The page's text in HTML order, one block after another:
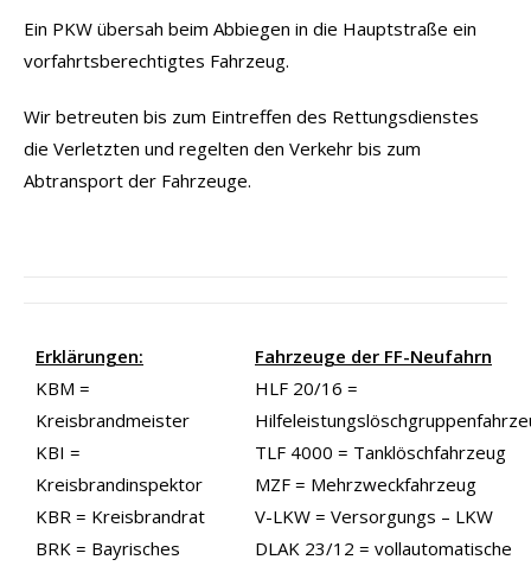
Ein PKW übersah beim Abbiegen in die Hauptstraße ein
vorfahrtsberechtigtes Fahrzeug.
Wir betreuten bis zum Eintreffen des Rettungsdienstes
die Verletzten und regelten den Verkehr bis zum
Abtransport der Fahrzeuge.
Erklärungen:
KBM =
Kreisbrandmeister
KBI =
Kreisbrandinspektor
KBR = Kreisbrandrat
BRK = Bayrisches
Fahrzeuge der FF-Neufahrn
HLF 20/16 =
TLF 4000 = Tanklöschfahrzeug
MZF = Mehrzweckfahrzeug
V-LKW = Versorgungs – LKW
DLAK 23/12 = vollautomatische